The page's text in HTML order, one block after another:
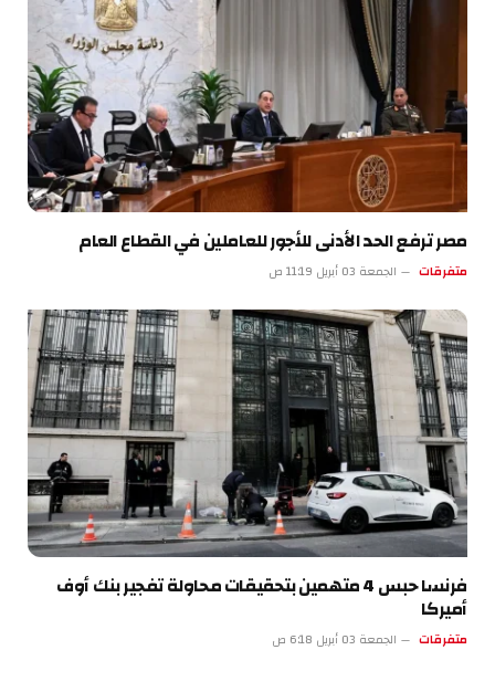
مصر ترفع الحد الأدنى للأجور للعاملين في القطاع العام
متفرقات الجمعة 03 أبريل 11:19 ص
فرنسا حبس 4 متهمين بتحقيقات محاولة تفجير بنك أوف
أميركا
متفرقات الجمعة 03 أبريل 6:18 ص